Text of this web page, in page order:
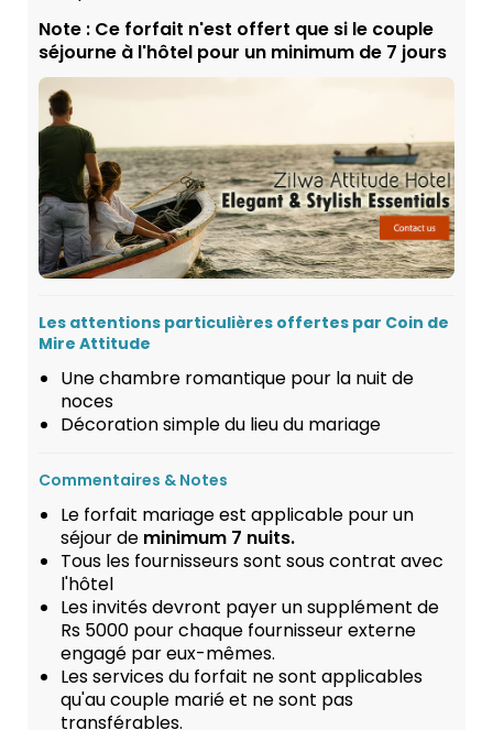
Note : Ce forfait n'est offert que si le couple
séjourne à l'hôtel pour un minimum de 7 jours
Les attentions particulières offertes par Coin de
Mire Attitude
Une chambre romantique pour la nuit de
noces
Décoration simple du lieu du mariage
Commentaires & Notes
Le forfait mariage est applicable pour un
séjour de minimum 7 nuits.
Tous les fournisseurs sont sous contrat avec
l'hôtel
Les invités devront payer un supplément de
Rs 5000 pour chaque fournisseur externe
engagé par eux-mêmes.
Les services du forfait ne sont applicables
qu'au couple marié et ne sont pas
transférables.